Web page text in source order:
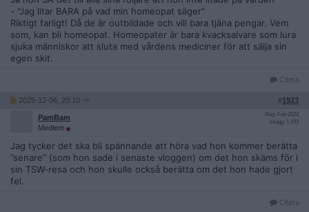
- "Jag litar BARA på vad min homeopat säger"
Riktigt farligt! Då de är outbildade och vill bara tjäna pengar. Vem
som, kan bli homeopat. Homeopater är bara kvacksalvare som lura
sjuka människor att sluta med vårdens mediciner för att sälja sin
egen skit.
Citera
2025-12-06, 20:10 #1923
PamBam
Medlem
Reg: Feb 2023
Inlägg: 1 192
Jag tycker det ska bli spännande att höra vad hon kommer berätta
”senare” (som hon sade i senaste vloggen) om det hon skäms för i
sin TSW-resa och hon skulle också berätta om det hon hade gjort
fel.
Citera